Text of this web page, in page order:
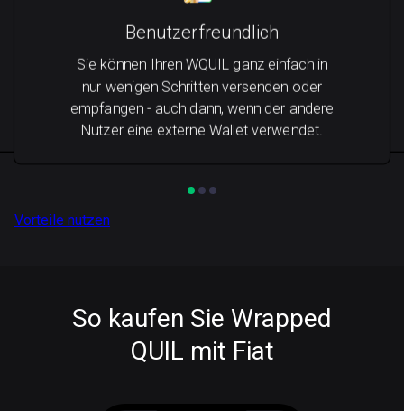
Benutzerfreundlich
Sie können Ihren WQUIL ganz einfach in
nur wenigen Schritten versenden oder
empfangen - auch dann, wenn der andere
Nutzer eine externe Wallet verwendet.
Vorteile nutzen
So kaufen Sie Wrapped
QUIL mit Fiat